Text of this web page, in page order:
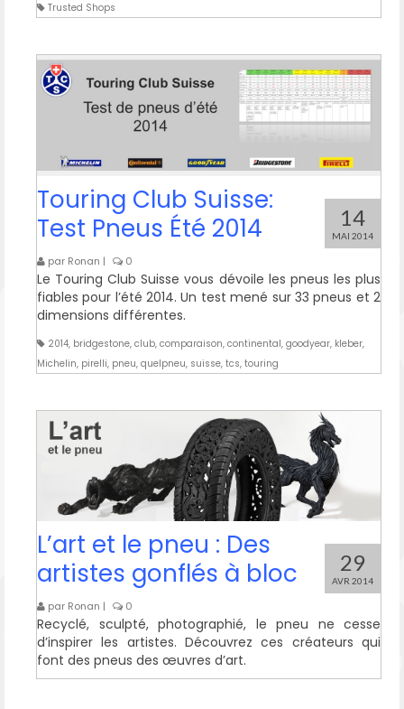
Trusted Shops
14
MAI 2014
Touring Club Suisse:
Test Pneus Été 2014
par Ronan | 0
Le Touring Club Suisse vous dévoile les pneus les plus
fiables pour l’été 2014. Un test mené sur 33 pneus et 2
dimensions différentes.
2014, bridgestone, club, comparaison, continental, goodyear, kleber,
Michelin, pirelli, pneu, quelpneu, suisse, tcs, touring
29
AVR 2014
L’art et le pneu : Des
artistes gonflés à bloc
par Ronan | 0
Recyclé, sculpté, photographié, le pneu ne cesse
d’inspirer les artistes. Découvrez ces créateurs qui
font des pneus des œuvres d’art.